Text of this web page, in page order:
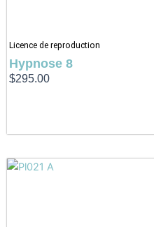
Licence de reproduction
Hypnose 8
$295.00